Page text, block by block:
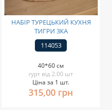
НАБІР ТУРЕЦЬКИЙ КУХНЯ
ТИГРИ 3КА
114053
40*60 см
гурт від 2.00 шт
Ціна за 1 шт.
315,00 грн